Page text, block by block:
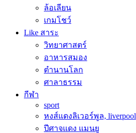
ล้อเลียน
เกมโชว์
Like สาระ
วิทยาศาสตร์
อาหารสมอง
ตำนานโลก
ศาลาธรรม
กีฬา
sport
หงส์แดงลิเวอร์พูล, liverpool
ปีศาจแดง แมนยู